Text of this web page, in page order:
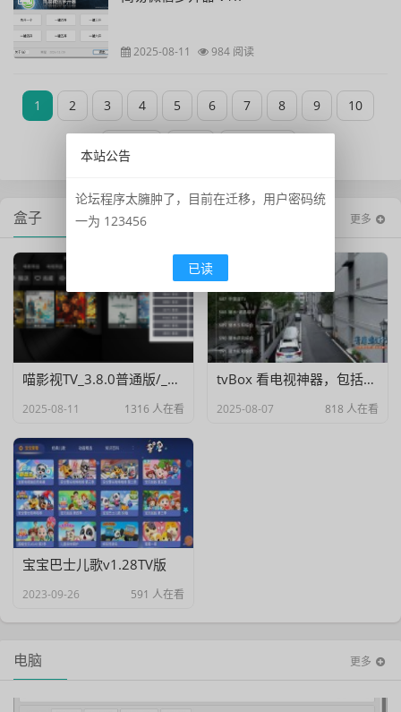
2025-08-11 984 阅读
1 2 3 4 5 6 7 8 9 10
盒子 更多
喵影视TV_3.8.0普通版/_3.7.0高级版/4.X低版本完美适配/内置源/4K超清
2025-08-11 1316 人在看
tvBox 看电视神器，包括港澳台！
2025-08-07 818 人在看
宝宝巴士儿歌v1.28TV版
2023-09-26 591 人在看
电脑 更多
本站公告
论坛程序太臃肿了，目前在迁移，用户密码统
一为 123456
已读